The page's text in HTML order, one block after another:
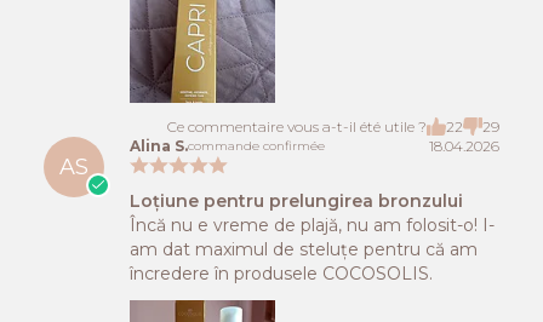
Ce commentaire vous a-t-il été utile ? 22 29
AS
Alina S.commande confirmée 18.04.2026
Loțiune pentru prelungirea bronzului
Încă nu e vreme de plajă, nu am folosit-o! I-
am dat maximul de steluțe pentru că am
încredere în produsele COCOSOLIS.